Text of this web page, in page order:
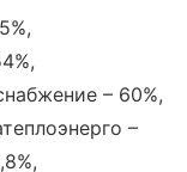
– 60%,
–